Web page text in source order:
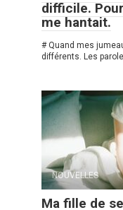
difficile.
me hantait.
# Quand mes
différents. Les
NOUVELLES
Ma fille de